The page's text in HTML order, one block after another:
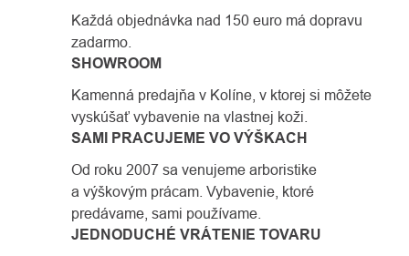
Každá objednávka nad 150 euro má dopravu
zadarmo.
SHOWROOM
Kamenná predajňa v Kolíne, v ktorej si môžete
vyskúšať vybavenie na vlastnej koži.
SAMI PRACUJEME VO VÝŠKACH
Od roku 2007 sa venujeme arboristike
a výškovým prácam. Vybavenie, ktoré
predávame, sami používame.
JEDNODUCHÉ VRÁTENIE TOVARU